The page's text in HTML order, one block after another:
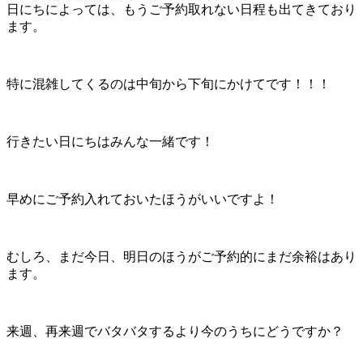
日にちによっては、もうご予約取れない日程も出てきており
ます。
特に混雑してくるのは中旬から下旬にかけてです！！！
行きたい日にちはみんな一緒です！
早めにご予約入れておいたほうがいいですよ！
むしろ、まだ今日、明日のほうがご予約的にまだ余裕はあり
ます。
来週、再来週でバタバタするより今のうちにどうですか？